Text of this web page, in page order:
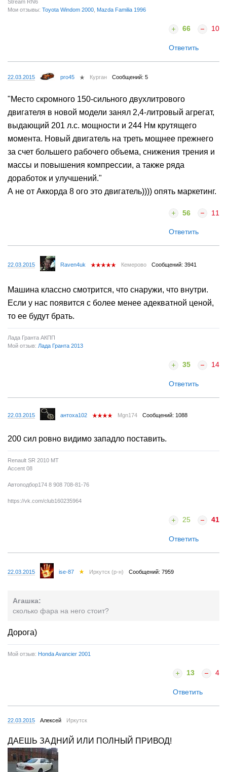
Stream RN6
Мои отзывы: Toyota Windom 2000 Mazda Familia 1996
66 10
Ответить
22.03.2015 pro45 Курган Сообщений: 5
"Место скромного 150-сильного двухлитрового
двигателя в новой модели занял 2,4-литровый агрегат,
выдающий 201 л.с. мощности и 244 Нм крутящего
момента. Новый двигатель на треть мощнее прежнего
за счет большего рабочего объема, снижения трения и
массы и повышения компрессии, а также ряда
доработок и улучшений."
А не от Аккорда 8 ого это двигатель)))) опять маркетинг.
56 11
Ответить
22.03.2015 Raven4uk Кемерово Сообщений: 3941
Машина классно смотрится, что снаружи, что внутри.
Если у нас появится с более менее адекватной ценой,
то ее будут брать.
Лада Гранта АКПП
Мой отзыв: Лада Гранта 2013
35 14
Ответить
22.03.2015 антоха102 Mgn174 Сообщений: 1088
200 сил ровно видимо западло поставить.
Renault SR 2010 MT
Accent 08
Автоподбор174 8 908 708-81-76
https://vk.com/club160235964
25 41
Ответить
22.03.2015 ise-87 Иркутск (р-н) Сообщений: 7959
Агашка:
сколько фара на него стоит?
Дорога)
Мой отзыв: Honda Avancier 2001
13 4
Ответить
22.03.2015 Алексей Иркутск
ДАЕШЬ ЗАДНИЙ ИЛИ ПОЛНЫЙ ПРИВОД!